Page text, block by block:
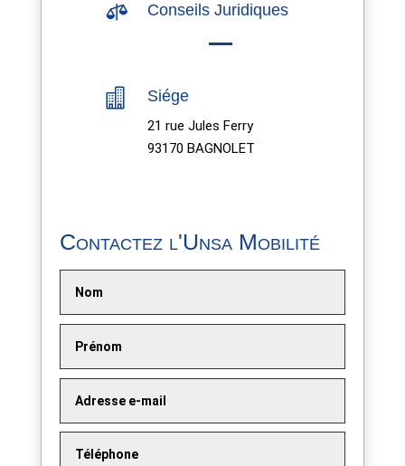
 Conseils Juridiques
 Siége
21 rue Jules Ferry
93170 BAGNOLET
Contactez l'Unsa Mobilité